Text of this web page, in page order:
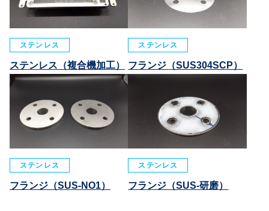
ステンレス
ステンレス（複合機加工）
ステンレス
フランジ（SUS304SCP）
ステンレス
フランジ（SUS-NO1）
ステンレス
フランジ（SUS-研磨）